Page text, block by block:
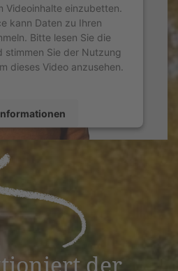
Videoinhalte einzubetten.
kann Daten zu Ihren
Bitte lesen Sie die
stimmen Sie der Nutzung
dieses Video anzusehen.
Platform
der